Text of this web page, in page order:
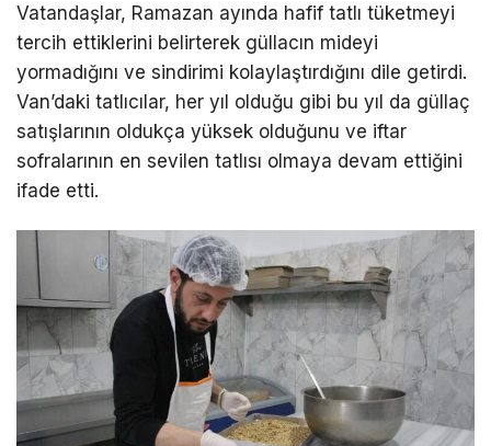
a
n
e
s
c
o
r
t
Vatandaşlar, Ramazan ayında hafif tatlı tüketmeyi
tercih ettiklerini belirterek güllacın mideyi
yormadığını ve sindirimi kolaylaştırdığını dile getirdi.
Van’daki tatlıcılar, her yıl olduğu gibi bu yıl da güllaç
satışlarının oldukça yüksek olduğunu ve iftar
sofralarının en sevilen tatlısı olmaya devam ettiğini
ifade etti.